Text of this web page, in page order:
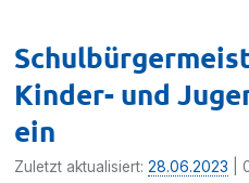
Kinder- und
ein
Zuletzt aktualisiert:28.06.2023 |